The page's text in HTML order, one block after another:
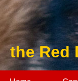
the Red